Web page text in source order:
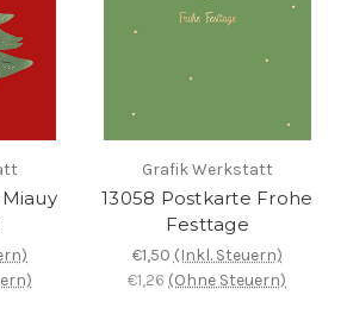
Grafik Werkstatt
13058 Postkarte Frohe
Festtage
€1,50 (Inkl. Steuern)
€1,26 (Ohne Steuern)